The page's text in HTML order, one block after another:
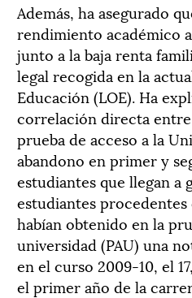
Además, ha asegurado
rendimiento académico
junto a la baja renta
legal recogida en la
Educación (LOE). Ha
correlación directa
prueba de acceso a la
abandono en primer y
estudiantes que llegan a
estudiantes
habían obtenido en la
universidad (PAU) una
en el curso 2009-10, el
el primer año de la